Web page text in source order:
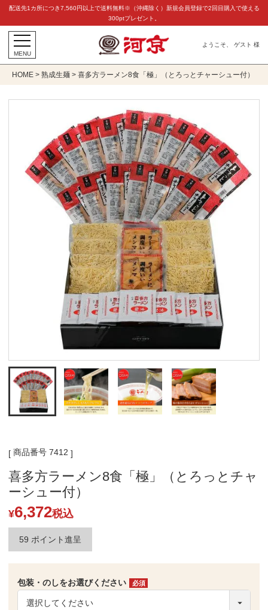
配送先1カ所につき7,560円以上で送料無料※（沖縄除く）新規会員登録で2回目購入で使える
300ptプレゼント。
MENU
ようこそ、 ゲスト 様
HOME 熟成生麺 喜多方ラーメン8食「極」（とろっとチャーシュー付）
商品番号 7412
喜多方ラーメン8食「極」（とろっとチャ
ーシュー付）
¥6,372税込
59 ポイント進呈
包装・のしをお選びください